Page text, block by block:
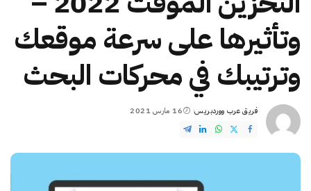
وتأثيرها على سرعة موقعك
وترتيبك في محركات البحث
Posted
by
فريق عرب ووردبريس 16 مارس 2021